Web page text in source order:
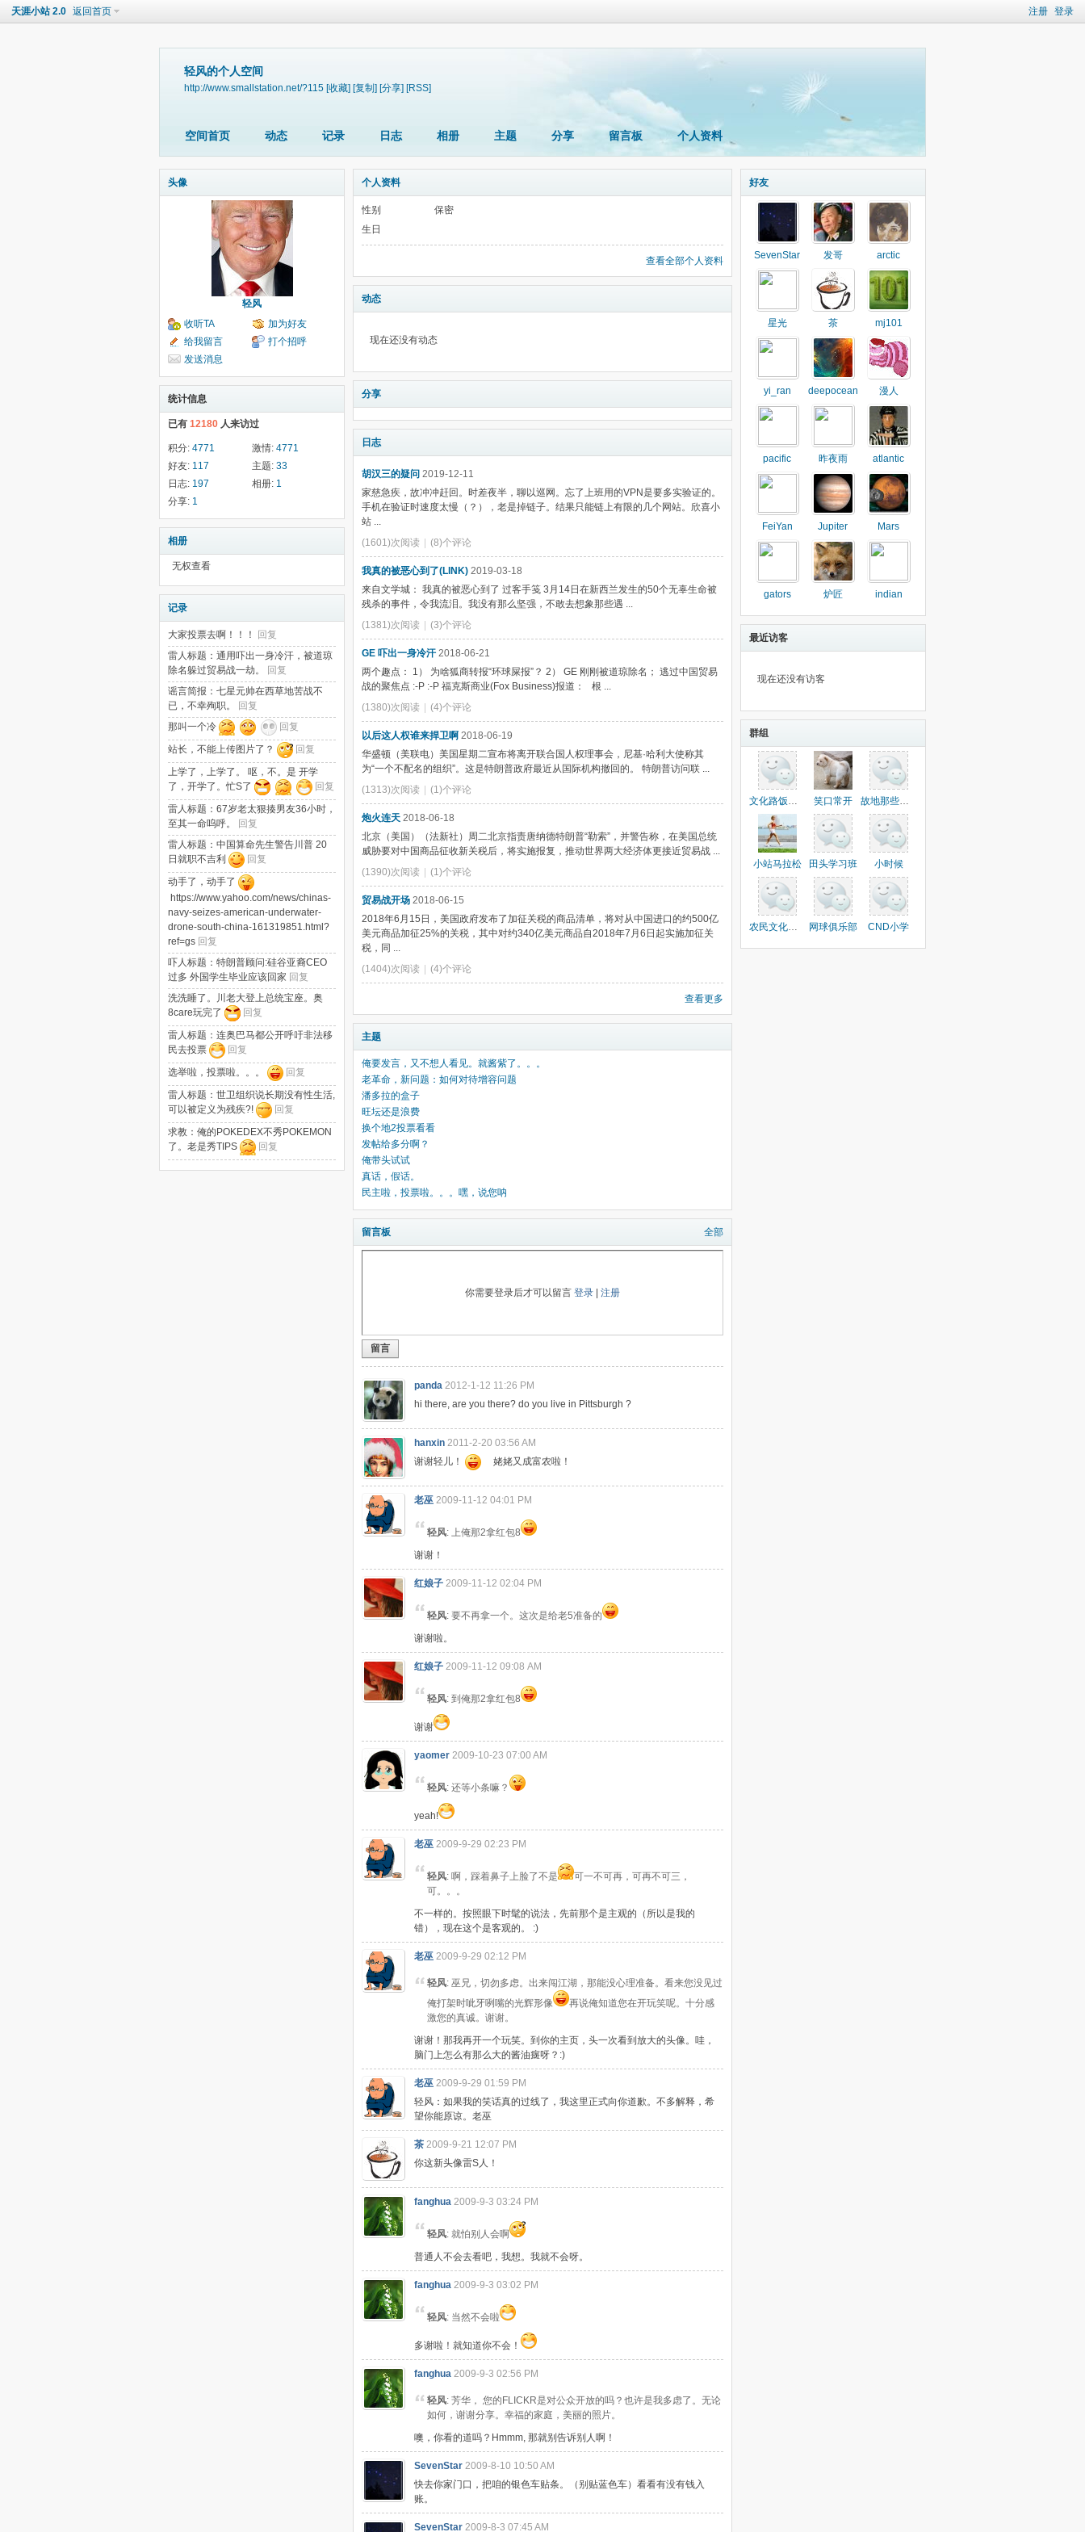
注册 登录
天涯小站 2.0 返回首页
轻风的个人空间
http://www.smallstation.net/?115 [收藏] [复制] [分享] [RSS]
空间首页 动态 记录 日志 相册 主题 分享 留言板 个人资料
头像
轻风
收听TA
加为好友
给我留言
打个招呼
发送消息
统计信息
已有 12180 人来访过
积分: 4771 激情: 4771
好友: 117 主题: 33
日志: 197 相册: 1
分享: 1
相册
无权查看
记录
大家投票去啊！！！
回复
雷人标题：通用吓出一身冷汗，被道琼
除名躲过贸易战一劫。
回复
谣言简报：七星元帅在西草地苦战不
已，不幸殉职。
回复
那叫一个冷
回复
站长，不能上传图片了？
回复
上学了，上学了。 呕，不。是 开学
了，开学了。忙S了
回复
雷人标题：67岁老太狠揍男友36小时，
至其一命呜呼。
回复
雷人标题：中国算命先生警告川普 20
日就职不吉利
回复
动手了，动手了
https://www.yahoo.com/news/chinas-
navy-seizes-american-underwater-
drone-south-china-161319851.html?
ref=gs 回复
吓人标题：特朗普顾问:硅谷亚裔CEO
过多 外国学生毕业应该回家 回复
洗洗睡了。川老大登上总统宝座。奥
8care玩完了
回复
雷人标题：连奥巴马都公开呼吁非法移
民去投票
回复
选举啦，投票啦。。。
回复
雷人标题：世卫组织说长期没有性生活,
可以被定义为残疾?!
回复
求教：俺的POKEDEX不秀POKEMON
了。老是秀TIPS
回复
个人资料
性别
保密
生日
查看全部个人资料
动态
现在还没有动态
分享
日志
胡汉三的疑问 2019-12-11
家慈急疾，故冲冲赶回。时差夜半，聊以巡网。忘了上班用的VPN是要多实验证的。
手机在验证时速度太慢（？），老是掉链子。结果只能链上有限的几个网站。欣喜小
站 ...
(1601)次阅读
(8)个评论
我真的被恶心到了(LINK) 2019-03-18
来自文学城： 我真的被恶心到了 过客手笺 3月14日在新西兰发生的50个无辜生命被
残杀的事件，令我流泪。我没有那么坚强，不敢去想象那些遇 ...
(1381)次阅读
(3)个评论
GE 吓出一身冷汗 2018-06-21
两个趣点： 1） 为啥狐商转报“环球屎报”？ 2） GE 刚刚被道琼除名； 逃过中国贸易
战的聚焦点 :-P :-P 福克斯商业(Fox Business)报道： 根 ...
(1380)次阅读
(4)个评论
以后这人权谁来捍卫啊 2018-06-19
华盛顿（美联电）美国星期二宣布将离开联合国人权理事会，尼基·哈利大使称其
为“一个不配名的组织”。这是特朗普政府最近从国际机构撤回的。 特朗普访问联 ...
(1313)次阅读
(1)个评论
炮火连天 2018-06-18
北京（美国）（法新社）周二北京指责唐纳德特朗普“勒索”，并警告称，在美国总统
威胁要对中国商品征收新关税后，将实施报复，推动世界两大经济体更接近贸易战 ...
(1390)次阅读
(1)个评论
贸易战开场 2018-06-15
2018年6月15日，美国政府发布了加征关税的商品清单，将对从中国进口的约500亿
美元商品加征25%的关税，其中对约340亿美元商品自2018年7月6日起实施加征关
税，同 ...
(1404)次阅读
(4)个评论
查看更多
主题
俺要发言，又不想人看见。就酱紫了。。。
老革命，新问题：如何对待增容问题
潘多拉的盒子
旺坛还是浪费
换个地2投票看看
发帖给多分啊？
俺带头试试
真话，假话。
民主啦，投票啦。。。嘿，说您呐
留言板 全部
你需要登录后才可以留言 登录 注册
留言
panda 2012-1-12 11:26 PM
hi there, are you there? do you live in Pittsburgh ?
hanxin 2011-2-20 03:56 AM
谢谢轻儿！
姥姥又成富农啦！
老巫 2009-11-12 04:01 PM
轻风: 上俺那2拿红包8
谢谢！
红娘子 2009-11-12 02:04 PM
轻风: 要不再拿一个。这次是给老5准备的
谢谢啦。
红娘子 2009-11-12 09:08 AM
轻风: 到俺那2拿红包8
谢谢
yaomer 2009-10-23 07:00 AM
轻风: 还等小条嘛？
yeah!
老巫 2009-9-29 02:23 PM
轻风: 啊，踩着鼻子上脸了不是
可一不可再，可再不可三，
可。。。
不一样的。按照眼下时髦的说法，先前那个是主观的（所以是我的
错），现在这个是客观的。 :)
老巫 2009-9-29 02:12 PM
轻风: 巫兄，切勿多虑。出来闯江湖，那能没心理准备。看来您没见过
俺打架时呲牙咧嘴的光辉形像
再说俺知道您在开玩笑呢。十分感
激您的真诚。谢谢。
谢谢！那我再开一个玩笑。到你的主页，头一次看到放大的头像。哇，
脑门上怎么有那么大的酱油癍呀？:)
老巫 2009-9-29 01:59 PM
轻风：如果我的笑话真的过线了，我这里正式向你道歉。不多解释，希
望你能原谅。老巫
茶 2009-9-21 12:07 PM
你这新头像雷S人！
fanghua 2009-9-3 03:24 PM
轻风: 就怕别人会啊
普通人不会去看吧，我想。我就不会呀。
fanghua 2009-9-3 03:02 PM
轻风: 当然不会啦
多谢啦！就知道你不会！
fanghua 2009-9-3 02:56 PM
轻风: 芳华， 您的FLICKR是对公众开放的吗？也许是我多虑了。无论
如何，谢谢分享。幸福的家庭，美丽的照片。
噢，你看的道吗？Hmmm, 那就别告诉别人啊！
SevenStar 2009-8-10 10:50 AM
快去你家门口，把咱的银色车贴条。（别贴蓝色车）看看有没有钱入
账。
SevenStar 2009-8-3 07:45 AM
好友
SevenStar 发哥 arctic
星光 茶 mj101
yi_ran deepocean 漫人
pacific 昨夜雨 atlantic
FeiYan Jupiter Mars
gators 炉匠 indian
最近访客
现在还没有访客
群组
文化路饭店第四分店 笑口常开 故地那些事儿
小站马拉松 田头学习班 小时候
农民文化活动中心 网球俱乐部 CND小学